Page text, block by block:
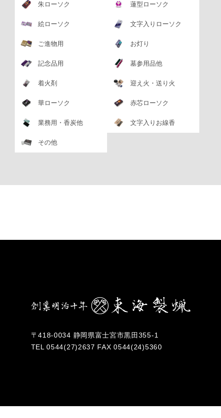
朱ローソク 蓮型ローソク
絵ローソク 文字入りローソク
ご進物用 お灯り
記念品用 墓参用品他
着火剤 迎え火・送り火
華ローソク 赤芯ローソク
業務用・香炭他 文字入りお線香
その他
〒418-0034 静岡県富士宮市黒田355-1
TEL0544(27)2637 FAX 0544(24)5360